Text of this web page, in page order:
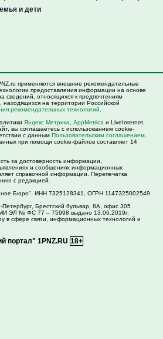
и дети
применяются внешние рекомендательные
предоставления информации на основе
сведений, относящихся к предпочтениям
находящихся на территории Российской
рекомендательных технологий
Яндекс Метрика AppMetrica и LiveInternet.
вы соглашаетесь с использованием cookie-
с данным Пользовательским соглашением
при помощи cookie-файлов составляет 14
за достоверность информации,
и сообщениях информационных
справочной информации. Перепечатка
с редакцией.
Бюро". ИНН 7325128341, ОГРН 1147325002549
Петербург, Брестский бульвар, 8А, офис 305
ЭЛ № ФС 77 – 75998 выдано 13.06.2019г.
в сфере связи, информационных технологий и
портал" 1PNZ.RU 18+